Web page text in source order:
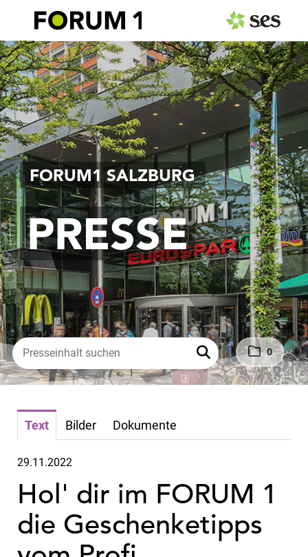
0
FORUM1 SALZBURG
PRESSE
PRESSEAUSSENDUNGEN
Center & Marken
Events
Services
MEDIAGALERIE
PRESSEKONTAKT
Text Bilder Dokumente
29.11.2022
Hol' dir im FORUM 1
die Geschenketipps